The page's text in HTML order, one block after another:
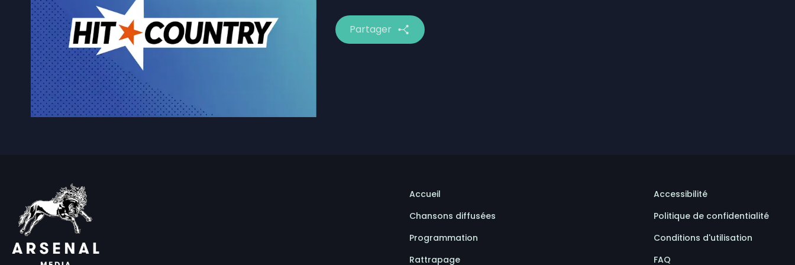
Ligue de balle de L’Est
5 août 2026| Les travaux d’asphaltage reprendront à Saint-Ulric
Partager
Accueil
Chansons diffusées
Programmation
Rattrapage
Accessibilité
Politique de confidentialité
Conditions d'utilisation
FAQ